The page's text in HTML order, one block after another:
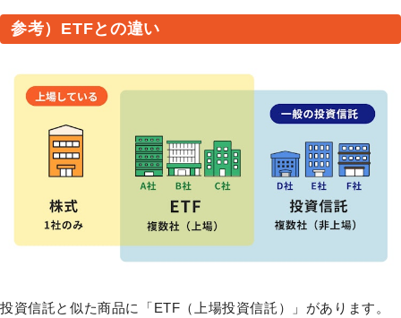
参考）ETFとの違い
投資信託と似た商品に「ETF（上場投資信託）」があります。